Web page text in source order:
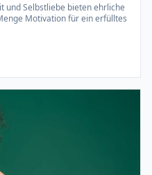
und Selbstliebe bieten ehrliche
Motivation für ein erfülltes